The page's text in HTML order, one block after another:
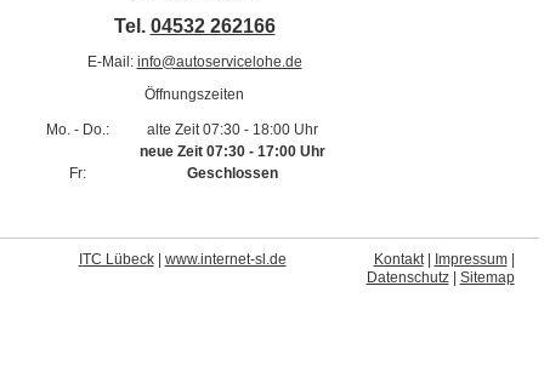
Tel. 04532 262166
E-Mail: info@autoservicelohe.de
Öffnungszeiten
Mo. - Do.:
alte Zeit 07:30 - 18:00 Uhr
neue Zeit 07:30 - 17:00 Uhr
Fr:
Geschlossen
TC Lübeck| www.internet-sl.de Kontakt| Impressum
Datenschutz| Sitemap